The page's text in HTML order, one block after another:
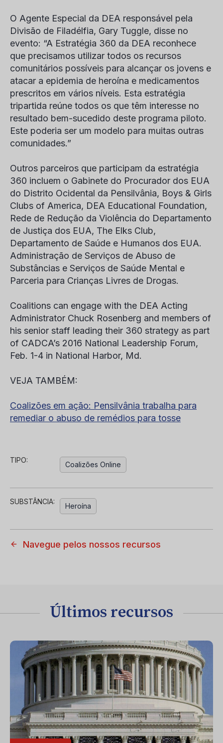
O Agente Especial da DEA responsável pela
Divisão de Filadélfia, Gary Tuggle, disse no
evento: “A Estratégia 360 da DEA reconhece
que precisamos utilizar todos os recursos
comunitários possíveis para alcançar os jovens e
atacar a epidemia de heroína e medicamentos
prescritos em vários níveis. Esta estratégia
tripartida reúne todos os que têm interesse no
resultado bem-sucedido deste programa piloto.
Este poderia ser um modelo para muitas outras
comunidades.”
Outros parceiros que participam da estratégia
360 incluem o Gabinete do Procurador dos EUA
do Distrito Ocidental da Pensilvânia, Boys & Girls
Clubs of America, DEA Educational Foundation,
Rede de Redução da Violência do Departamento
de Justiça dos EUA, The Elks Club,
Departamento de Saúde e Humanos dos EUA.
Administração de Serviços de Abuso de
Substâncias e Serviços de Saúde Mental e
Parceria para Crianças Livres de Drogas.
Coalitions can engage with the DEA Acting
Administrator Chuck Rosenberg and members of
his senior staff leading their 360 strategy as part
of CADCA’s 2016 National Leadership Forum,
Feb. 1-4 in National Harbor, Md.
VEJA TAMBÉM:
Coalizões em ação: Pensilvânia trabalha para
remediar o abuso de remédios para tosse
TIPO:
Coalizões Online
SUBSTÂNCIA:
Heroína
Navegue pelos nossos recursos
Últimos recursos